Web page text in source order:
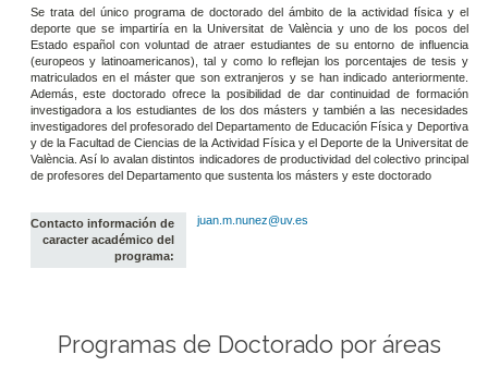
Se trata del único programa de doctorado del ámbito de la actividad física y el
deporte que se impartiría en la Universitat de València y uno de los pocos del
Estado español con voluntad de atraer estudiantes de su entorno de influencia
(europeos y latinoamericanos), tal y como lo reflejan los porcentajes de tesis y
matriculados en el máster que son extranjeros y se han indicado anteriormente.
Además, este doctorado ofrece la posibilidad de dar continuidad de formación
investigadora a los estudiantes de los dos másters y también a las necesidades
investigadores del profesorado del Departamento de Educación Física y Deportiva
y de la Facultad de Ciencias de la Actividad Física y el Deporte de la Universitat de
València. Así lo avalan distintos indicadores de productividad del colectivo principal
de profesores del Departamento que sustenta los másters y este doctorado
Contacto información de
caracter académico del
programa:
juan.m.nunez@uv.es
Programas de Doctorado por áreas